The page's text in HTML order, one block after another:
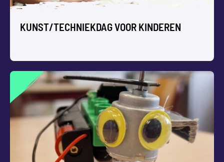
KUNST/TECHNIEKDAG VOOR KINDEREN
KUNST/TECHNIEKDAG VOOR
KINDEREN
Heerlijk experimenteren en creëren tijdens deze